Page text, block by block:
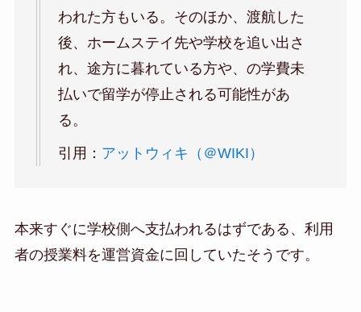
われた方もいる。そのほか、渡航した
後、ホームステイ先や学校を追い出さ
れ、途方に暮れている方や、の学費未
払いで留学が停止される可能性があ
る。
引用： アットウィキ（＠WIKI）
本来すぐに学校側へ支払われるはずである、利用
者の授業料を運営資金に回していたそうです。